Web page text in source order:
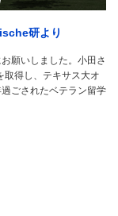
研より
願いしました。小田さ
取得し、テキサス大オ
ごされたベテラン留学